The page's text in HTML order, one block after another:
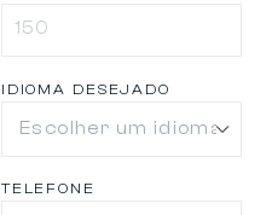
IDIOMA DESEJADO
TELEFONE